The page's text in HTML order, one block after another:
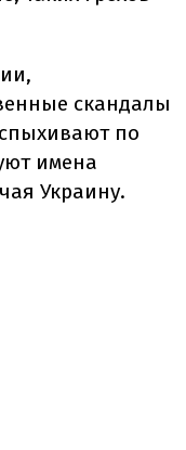
скандалы
по
имена
Украину.